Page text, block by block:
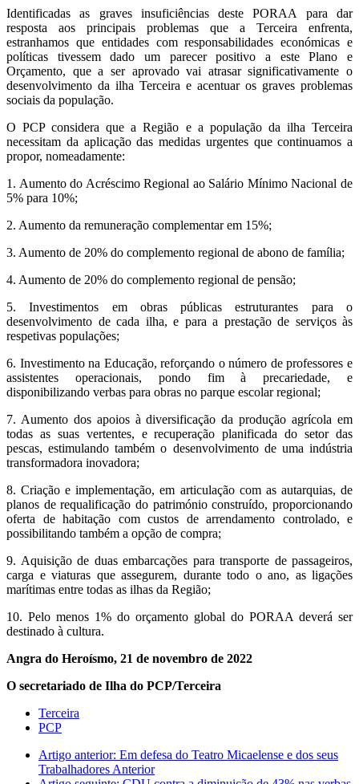
Identificadas as graves insuficiências deste PORAA para dar
resposta aos principais problemas que a Terceira enfrenta,
estranhamos que entidades com responsabilidades económicas e
políticas tivessem dado um parecer positivo a este Plano e
Orçamento, que a ser aprovado vai atrasar significativamente o
desenvolvimento da ilha Terceira e acentuar os graves problemas
sociais da população.
O PCP considera que a Região e a população da ilha Terceira
necessitam da aplicação das medidas urgentes que continuamos a
propor, nomeadamente:
1. Aumento do Acréscimo Regional ao Salário Mínimo Nacional de
5% para 10%;
2. Aumento da remuneração complementar em 15%;
3. Aumento de 20% do complemento regional de abono de família;
4. Aumento de 20% do complemento regional de pensão;
5. Investimentos em obras públicas estruturantes para o
desenvolvimento de cada ilha, e para a prestação de serviços às
respetivas populações;
6. Investimento na Educação, reforçando o número de professores e
assistentes operacionais, pondo fim à precariedade, e
disponibilizando verbas para obras no parque escolar regional;
7. Aumento dos apoios à diversificação da produção agrícola em
todas as suas vertentes, e recuperação planificada do setor das
pescas, estimulando também o desenvolvimento de uma indústria
transformadora inovadora;
8. Criação e implementação, em articulação com as autarquias, de
planos de requalificação do património construído, proporcionando
oferta de habitação com custos de arrendamento controlado, e
possibilitando também a opção de compra;
9. Aquisição de duas embarcações para transporte de passageiros,
carga e viaturas que assegurem, durante todo o ano, as ligações
marítimas entre todas as ilhas da Região;
10. Pelo menos 1% do orçamento global do PORAA deverá ser
destinado à cultura.
Angra do Heroísmo, 21 de novembro de 2022
O secretariado de Ilha do PCP/Terceira
Terceira
PCP
Artigo anterior: Em defesa do Teatro Micaelense e dos seus
TrabalhadoresAnterior